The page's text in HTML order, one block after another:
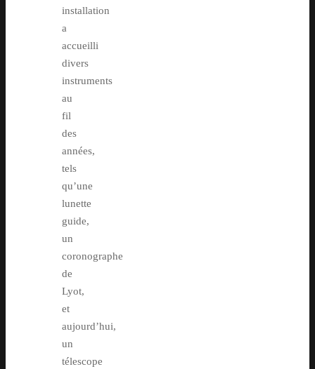
installation
a
accueilli
divers
instruments
au
fil
des
années,
tels
qu’une
lunette
guide,
un
coronographe
de
Lyot,
et
aujourd’hui,
un
télescope